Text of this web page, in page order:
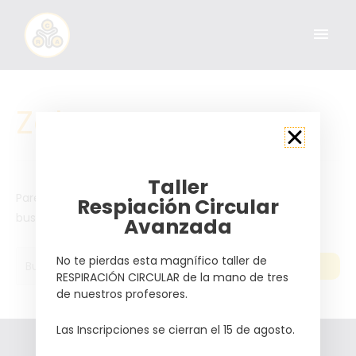
Zalem
Parece que no hemos podido encontrar lo que estás
buscando. Quizá pueda ayudarte una búsqueda.
Taller
Respiación Circular
Avanzada
No te pierdas esta magnífico taller de
RESPIRACIÓN CIRCULAR de la mano de tres
de nuestros profesores.
Las Inscripciones se cierran el 15 de agosto.